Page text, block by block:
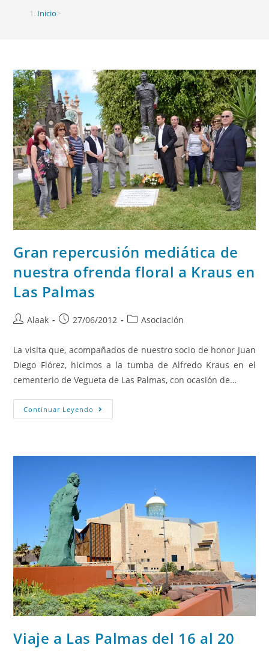
Inicio>
Gran repercusión mediática de
nuestra ofrenda floral a Kraus en
Las Palmas
Alaak 27/06/2012 Asociación
La visita que, acompañados de nuestro socio de honor Juan
Diego Flórez, hicimos a la tumba de Alfredo Kraus en el
cementerio de Vegueta de Las Palmas, con ocasión de…
Continuar Leyendo
Viaje a Las Palmas del 16 al 20